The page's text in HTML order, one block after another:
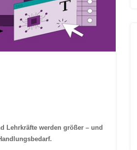
Lehrkräfte werden größer – und